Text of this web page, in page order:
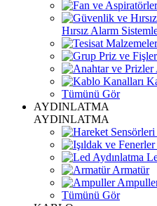
Hırsız Alarm
Tümünü Gör
AYDINLATMA
AYDINLATMA
Armatür
Tümünü Gör